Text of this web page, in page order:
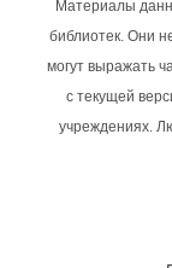
Материалы
библиотек. Они
могут выражать
с текущей
учреждениях.